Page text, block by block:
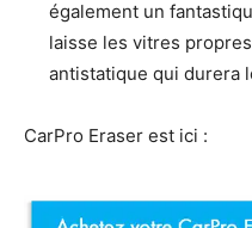
également un
laisse les vitres
antistatique qui durera
CarPro Eraser est ici :